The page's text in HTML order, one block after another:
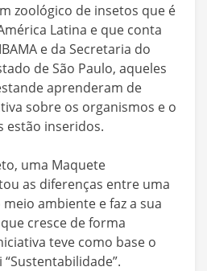
zoológico de insetos que é
Latina e que conta
e da Secretaria do
de São Paulo, aqueles
aprenderam de
sobre os organismos e o
estão inseridos.
uma Maquete
as diferenças entre uma
ambiente e faz a sua
cresce de forma
teve como base o